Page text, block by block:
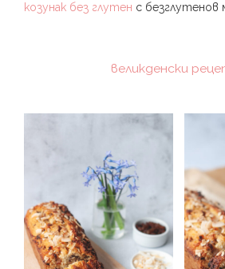
козунак без глутен с безглутенов
великденски